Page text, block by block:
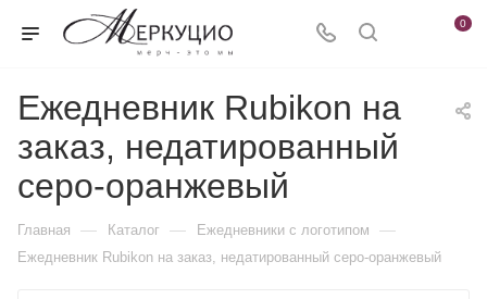
0
Ежедневник Rubikon на
заказ, недатированный
серо-оранжевый
Главная — Каталог — Ежедневники c логотипом —
Ежедневник Rubikon на заказ, недатированный серо-оранжевый